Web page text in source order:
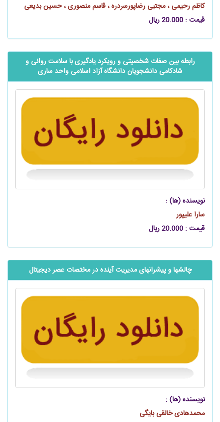
کاظم رحیمی ، مجتبی رضاپورسردره ، قاسم منصوری ، حسین بدیعی
قیمت : 20.000 ریال
رابطه بین صفات شخصیتی و رویکرد یادگیری با سلامت روانی و
شادکامی دانشجویان دانشگاه آزاد اسلامی واحد ساری
نویسنده (ها) :
سارا علیپور
قیمت : 20.000 ریال
چالش‫ها و پیشران‫های مدیریت آینده در مختصات عصر دیجیتال‬‬
نویسنده (ها) :
محمدهادی خالقی بایگی